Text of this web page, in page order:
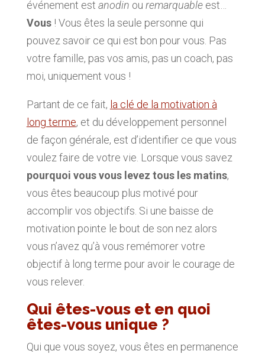
événement est anodin ou remarquableest…
Vous! Vous êtes la seule personne qui
pouvez savoir ce qui est bon pour vous. Pas
votre famille, pas vos amis, pas un coach, pas
moi, uniquement vous !
Partant de ce fait, la clé de la motivation à
long terme, et du développement personnel
de façon générale, est d’identifier ce que vous
voulez faire de votre vie. Lorsque vous savez
pourquoi vous vous levez tous les matins,
vous êtes beaucoup plus motivé pour
accomplir vos objectifs. Si une baisse de
motivation pointe le bout de son nez alors
vous n’avez qu’à vous remémorer votre
objectif à long terme pour avoir le courage de
vous relever.
Qui êtes-vous et en quoi
êtes-vous unique ?
Qui que vous soyez, vous êtes en permanence